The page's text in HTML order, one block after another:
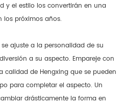
y el estilo los convertirán en una
los próximos años.
ajuste a la personalidad de su
a su aspecto. Empareje con
calidad de Hengxing que se pueden
para completar el aspecto. Un
drásticamente la forma en